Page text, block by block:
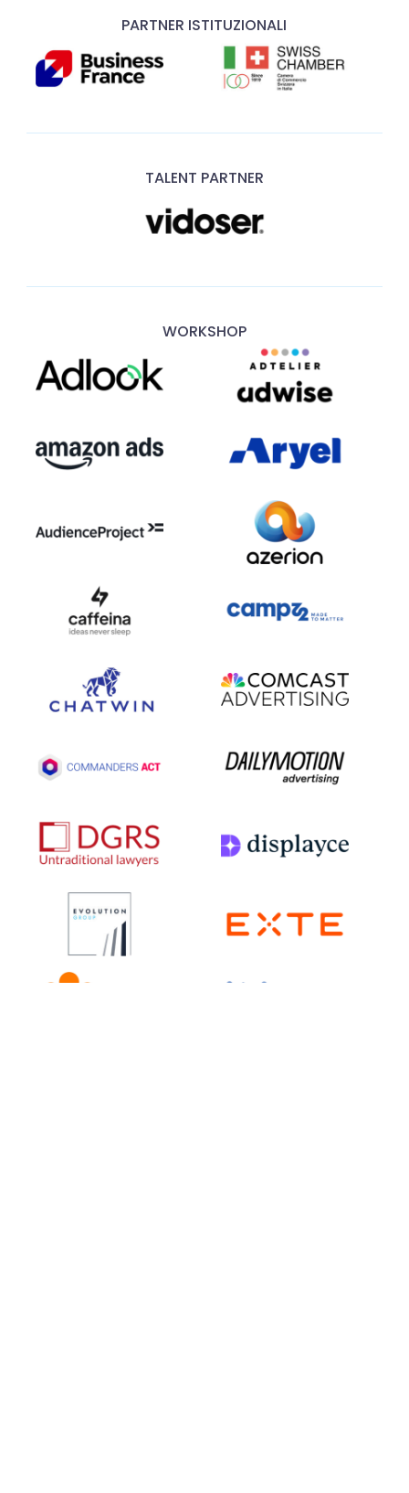
PARTNER ISTITUZIONALI
TALENT PARTNER
WORKSHOP